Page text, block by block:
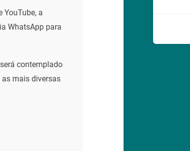
a
WhatsApp para
contemplado
mais diversas